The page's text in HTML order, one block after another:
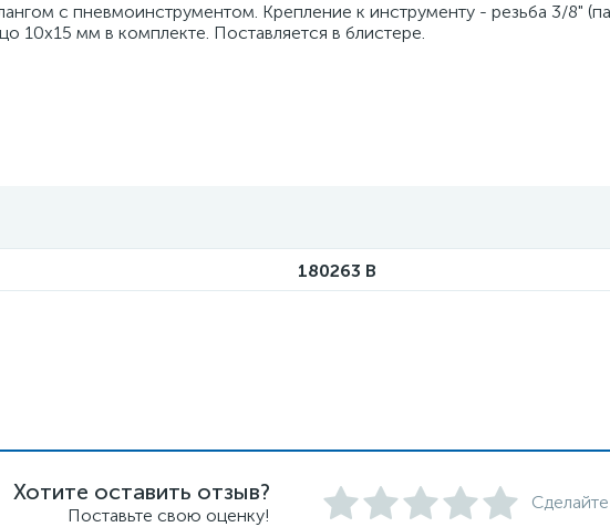
с пневмоинструментом. Крепление к инструменту - резьба 3/8"
10х15 мм в комплекте. Поставляется в блистере.
180263 B
Хотите оставить отзыв?
Поставьте свою оценку!